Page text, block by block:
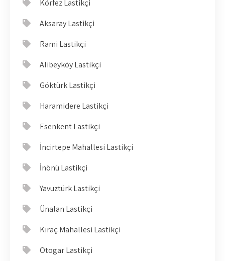
Körfez Lastikçi
Aksaray Lastikçi
Rami Lastikçi
Alibeyköy Lastikçi
Göktürk Lastikçi
Haramidere Lastikçi
Esenkent Lastikçi
İncirtepe Mahallesi Lastikçi
İnönü Lastikçi
Yavuztürk Lastikçi
Ünalan Lastikçi
Kıraç Mahallesi Lastikçi
Otogar Lastikçi